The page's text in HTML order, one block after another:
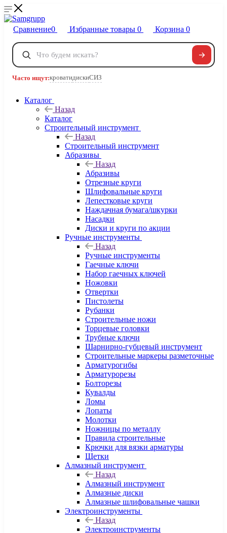
Сравнение0 Избранные товары 0 Корзина 0
Телефоны
8 800 222-40-09
Часто ищут:кроватидискиСИЗ
Каталог
Назад
Каталог
Строительный инструмент
Назад
Строительный инструмент
Абразивы
Назад
Абразивы
Отрезные круги
Шлифовальные круги
Лепестковые круги
Наждачная бумага/шкурки
Насадки
Диски и круги по акции
Ручные инструменты
Назад
Ручные инструменты
Гаечные ключи
Набор гаечных ключей
Ножовки
Отвертки
Пистолеты
Рубанки
Строительные ножи
Торцевые головки
Трубные ключи
Шарнирно-губцевый инструмент
Строительные маркеры разметочные
Арматурогибы
Арматурорезы
Болторезы
Кувалды
Ломы
Лопаты
Молотки
Ножницы по металлу
Правила строительные
Крючки для вязки арматуры
Щетки
Алмазный инструмент
Назад
Алмазный инструмент
Алмазные диски
Алмазные шлифовальные чашки
Электроинструменты
Назад
Электроинструменты